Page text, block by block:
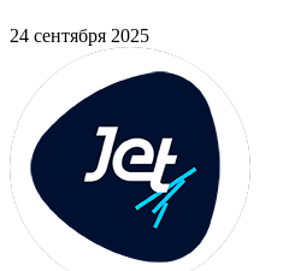
24 сентября 2025